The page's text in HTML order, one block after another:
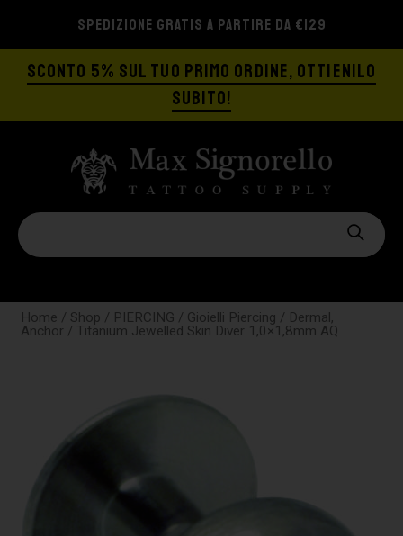
SPEDIZIONE GRATIS A PARTIRE DA €129
SCONTO 5% SUL TUO PRIMO ORDINE, OTTIENILO
SUBITO!
Home / Shop / PIERCING / Gioielli Piercing / Dermal,
Anchor / Titanium Jewelled Skin Diver 1,0×1,8mm AQ